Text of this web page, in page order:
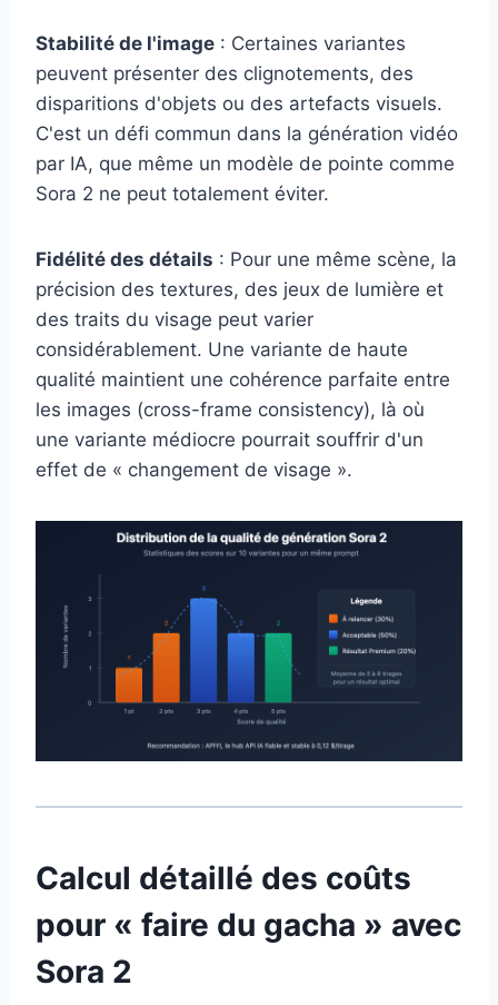
Stabilité de l'image : Certaines variantes
peuvent présenter des clignotements, des
disparitions d'objets ou des artefacts visuels.
C'est un défi commun dans la génération vidéo
par IA, que même un modèle de pointe comme
Sora 2 ne peut totalement éviter.
Fidélité des détails : Pour une même scène, la
précision des textures, des jeux de lumière et
des traits du visage peut varier
considérablement. Une variante de haute
qualité maintient une cohérence parfaite entre
les images (cross-frame consistency), là où
une variante médiocre pourrait souffrir d'un
effet de « changement de visage ».
Calcul détaillé des coûts
pour « faire du gacha » avec
Sora 2